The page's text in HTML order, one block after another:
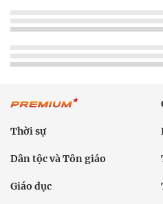
Thời sự
Dân tộc và Tôn giáo
Giáo dục